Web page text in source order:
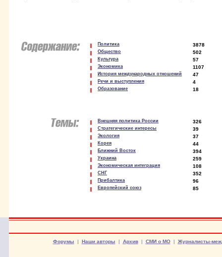
Политика 3878
Общество 502
Культура 57
Экономика 1107
История международных отношений 47
Речи и выступления 4
Образование 18
Внешняя политика России 326
Стратегические интересы 39
Экология 37
Корея 44
Ближний Восток 394
Украина 259
Экономическая интеграция 108
СНГ 352
Прибалтика 96
Европейский союз 85
Форумы | Наши авторы | Архив| СМИ о МО| Журналисты-